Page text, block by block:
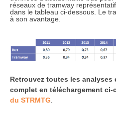
réseaux de tramway
dans le tableau ci-dessous. Le
à son avantage.
Retrouvez toutes les analyses
complet en téléchargement ci-
du STRMTG